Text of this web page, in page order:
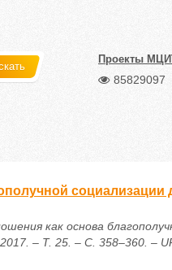
Проекты
85829097
социализации
как основа
– Т. 25. – С. 358–360. –